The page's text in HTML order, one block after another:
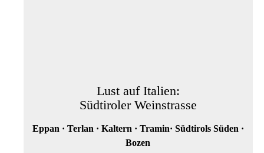
Lust auf Italien:
Südtiroler Weinstrasse
Eppan · Terlan · Kaltern · Tramin· Südtirols Süden ·
Bozen